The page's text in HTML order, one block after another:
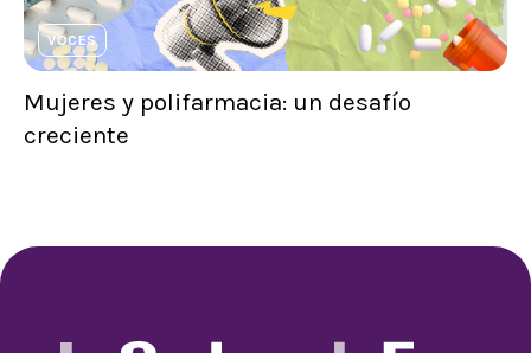
VOCES
Mujeres y polifarmacia: un desafío
creciente